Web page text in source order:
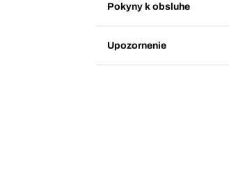
Pokyny k obsluhe
Upozornenie